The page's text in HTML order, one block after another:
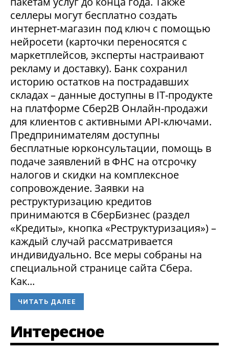
селлеры могут бесплатно создать
интернет-магазин под ключ с помощью
нейросети (карточки переносятся с
маркетплейсов, эксперты настраивают
рекламу и доставку). Банк сохранил
историю остатков на пострадавших
складах – данные доступны в IT-продукте
на платформе Сбер2В Онлайн-продажи
для клиентов с активными API-ключами.
Предпринимателям доступны
бесплатные юрконсультации, помощь в
подаче заявлений в ФНС на отсрочку
налогов и скидки на комплексное
сопровождение. Заявки на
реструктуризацию кредитов
принимаются в СберБизнес (раздел
«Кредиты», кнопка «Реструктуризация») –
каждый случай рассматривается
индивидуально. Все меры собраны на
специальной странице сайта Сбера.
Как...
ЧИТАТЬ ДАЛЕЕ
Интересное